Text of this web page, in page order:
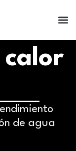
calor
de agua